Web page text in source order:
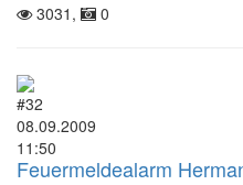
3031, 0
#32
08.09.2009
11:50
Feuermeldealarm